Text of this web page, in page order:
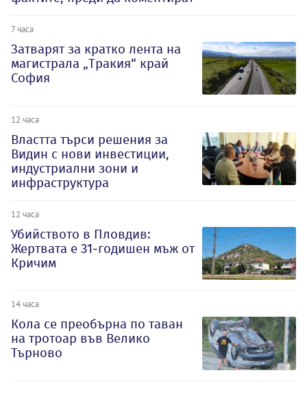
7 часа
Затварят за кратко лента на
магистрала „Тракия“ край
София
12 часа
Властта търси решения за
Видин с нови инвестиции,
индустриални зони и
инфраструктура
12 часа
Убийството в Пловдив:
Жертвата е 31-годишен мъж от
Кричим
14 часа
Кола се преобърна по таван
на тротоар във Велико
Търново